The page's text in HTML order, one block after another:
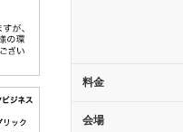
料金
会場